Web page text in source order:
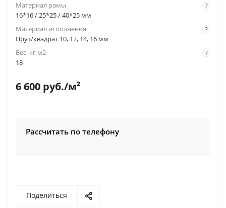
?
Материал рамы
16*16 / 25*25 / 40*25 мм
?
Материал исполнения
Прут/квадрат 10, 12, 14, 16 мм
?
Вес, кг м2
18
6 600 руб./м²
Рассчитать по телефону
Поделиться